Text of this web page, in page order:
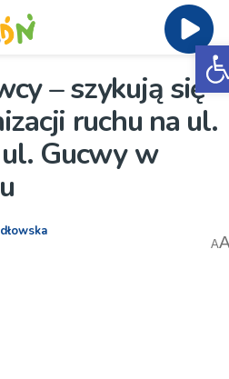
– szykują się
ruchu na ul.
Gucwy w
A